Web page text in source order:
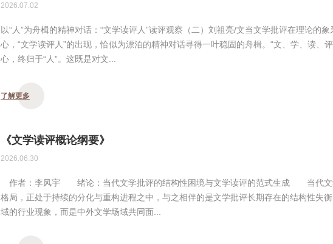
2026.07.02
以“人”为舟楫的精神对话：“文学读评人”读评观察（二）刘祖亮/文当文学批评在理论的
心，“文学读评人”的出现，恰似为漂泊的精神对话寻得一叶稳固的舟楫。“文、学、读、
心，终归于“人”。这既是对文...
了解更多
《文学读评概论纲要》
2026.06.30
作者：李风宇 绪论：当代文学批评的结构性困境与文学读评的范式生成 当代文
格局，正处于持续的分化与重构进程之中，与之相伴的是文学批评长期存在的结构性失
域的行业现象，而是中外文学场域共同面...